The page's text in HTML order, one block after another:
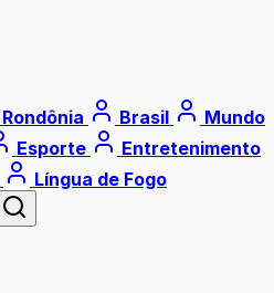
Rondônia Brasil
Mundo
Esporte
Entretenimento
Língua de Fogo